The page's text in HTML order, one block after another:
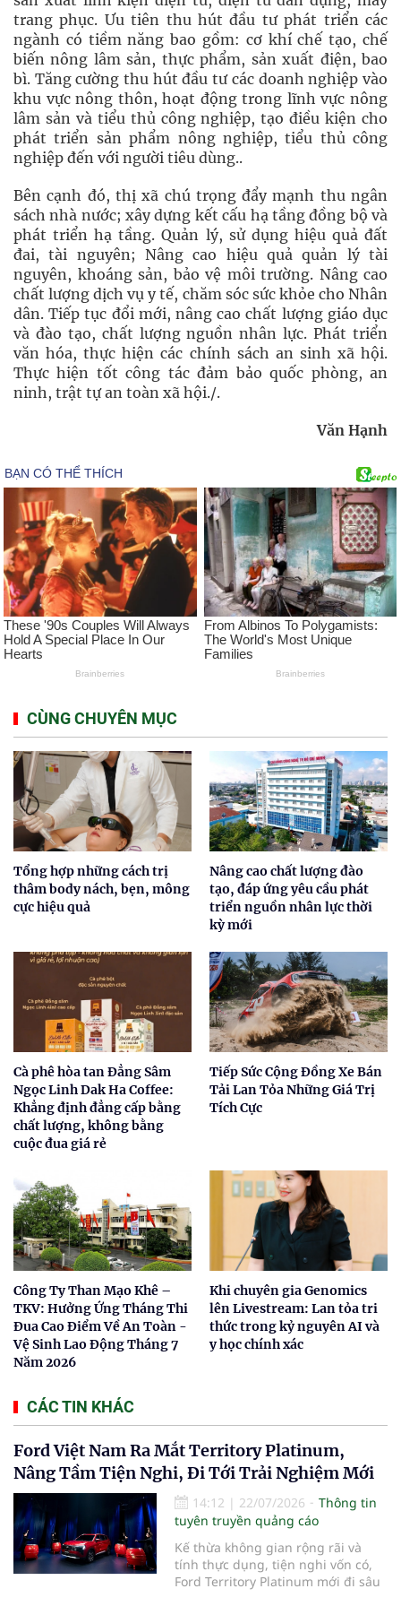
trang phục. Ưu tiên thu hút đầu tư phát triển các
ngành có tiềm năng bao gồm: cơ khí chế tạo, chế
biến nông lâm sản, thực phẩm, sản xuất điện, bao
bì. Tăng cường thu hút đầu tư các doanh nghiệp vào
khu vực nông thôn, hoạt động trong lĩnh vực nông
lâm sản và tiểu thủ công nghiệp, tạo điều kiện cho
phát triển sản phẩm nông nghiệp, tiểu thủ công
nghiệp đến với người tiêu dùng..
Bên cạnh đó, thị xã chú trọng đẩy mạnh thu ngân
sách nhà nước; xây dựng kết cấu hạ tầng đồng bộ và
phát triển hạ tầng. Quản lý, sử dụng hiệu quả đất
đai, tài nguyên; Nâng cao hiệu quả quản lý tài
nguyên, khoáng sản, bảo vệ môi trường. Nâng cao
chất lượng dịch vụ y tế, chăm sóc sức khỏe cho Nhân
dân. Tiếp tục đổi mới, nâng cao chất lượng giáo dục
và đào tạo, chất lượng nguồn nhân lực. Phát triển
văn hóa, thực hiện các chính sách an sinh xã hội.
Thực hiện tốt công tác đảm bảo quốc phòng, an
ninh, trật tự an toàn xã hội./.
Văn Hạnh
CÙNG CHUYÊN MỤC
Tổng hợp những cách trị
thâm body nách, bẹn, mông
cực hiệu quả
Nâng cao chất lượng đào
tạo, đáp ứng yêu cầu phát
triển nguồn nhân lực thời
kỳ mới
Cà phê hòa tan Đẳng Sâm
Ngọc Linh Dak Ha Coffee:
Khẳng định đẳng cấp bằng
chất lượng, không bằng
cuộc đua giá rẻ
Tiếp Sức Cộng Đồng Xe Bán
Tải Lan Tỏa Những Giá Trị
Tích Cực
Công Ty Than Mạo Khê –
TKV: Hưởng Ứng Tháng Thi
Đua Cao Điểm Về An Toàn -
Vệ Sinh Lao Động Tháng 7
Năm 2026
Khi chuyên gia Genomics
lên Livestream: Lan tỏa tri
thức trong kỷ nguyên AI và
y học chính xác
CÁC TIN KHÁC
Ford Việt Nam Ra Mắt Territory Platinum,
Nâng Tầm Tiện Nghi, Đi Tới Trải Nghiệm Mới
14:12 | 22/07/2026
Thông tin
tuyên truyền quảng cáo
Kế thừa không gian rộng rãi và
tính thực dụng, tiện nghi vốn có,
Ford Territory Platinum mới đi sâu